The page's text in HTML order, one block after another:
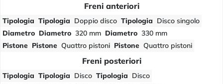
Freni anteriori
Tipologia Tipologia Doppio disco Tipologia Disco singolo
Diametro Diametro 320 mm Diametro 330 mm
Pistone Pistone Quattro pistoni Pistone Quattro pistoni
Freni posteriori
Tipologia Tipologia Disco Tipologia Disco